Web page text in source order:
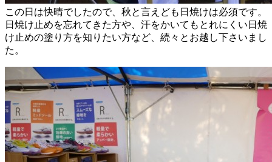
この日は快晴でしたので、秋と言えども日焼けは必須です。
日焼け止めを忘れてきた方や、汗をかいてもとれにくい日焼
け止めの塗り方を知りたい方など、続々とお越し下さいまし
た。